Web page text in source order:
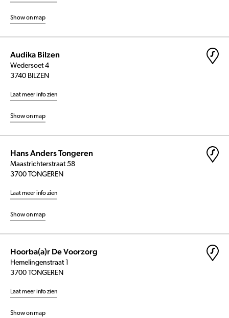
Show on map
Audika Bilzen
Wedersoet 4
3740 BILZEN
Laat meer info zien
Show on map
Hans Anders Tongeren
Maastrichterstraat 58
3700 TONGEREN
Laat meer info zien
Show on map
Hoorba(a)r De Voorzorg
Hemelingenstraat 1
3700 TONGEREN
Laat meer info zien
Show on map